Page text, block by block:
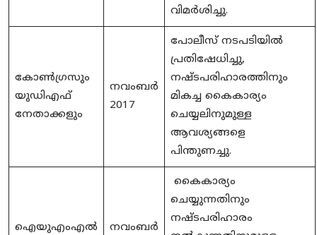
വിമർശിച്ചു.
കോൺഗ്രസും
യുഡിഎഫ്
നേതാക്കളും
നവംബർ
2017
പോലീസ് നടപടിയിൽ
പ്രതിഷേധിച്ചു,
നഷ്ടപരിഹാരത്തിനും
മികച്ച കൈകാര്യം
ചെയ്യലിനുമുള്ള
ആവശ്യങ്ങളെ
പിന്തുണച്ചു.
ഐയുഎംഎൽ
നവംബർ
കൈകാര്യം
ചെയ്യുന്നതിനും
നഷ്ടപരിഹാരം